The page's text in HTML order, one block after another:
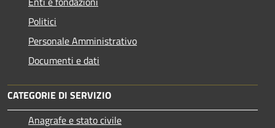
Politici
Personale Amministrativo
Documenti e dati
CATEGORIE DI SERVIZIO
Anagrafe e stato civile